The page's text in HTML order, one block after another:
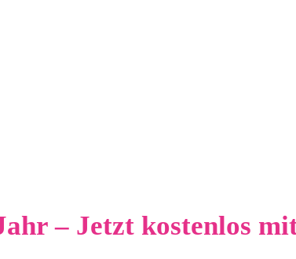
– Jetzt kostenlos